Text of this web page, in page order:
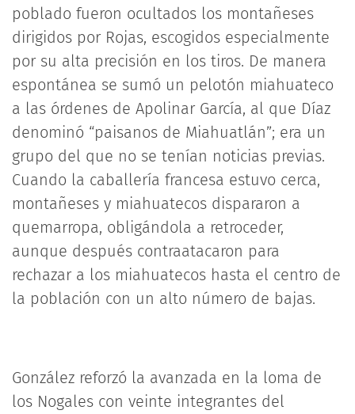
poblado fueron ocultados los montañeses
dirigidos por Rojas, escogidos especialmente
por su alta precisión en los tiros. De manera
espontánea se sumó un pelotón miahuateco
a las órdenes de Apolinar García, al que Díaz
denominó “paisanos de Miahuatlán”; era un
grupo del que no se tenían noticias previas.
Cuando la caballería francesa estuvo cerca,
montañeses y miahuatecos dispararon a
quemarropa, obligándola a retroceder,
aunque después contraatacaron para
rechazar a los miahuatecos hasta el centro de
la población con un alto número de bajas.
González reforzó la avanzada en la loma de
los Nogales con veinte integrantes del